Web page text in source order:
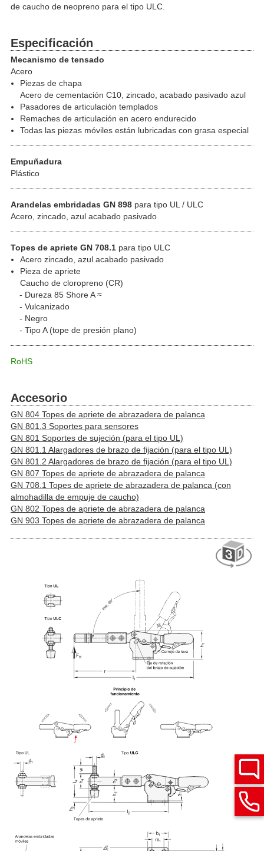
de caucho de neopreno para el tipo ULC.
Especificación
Mecanismo de tensado
Acero
Piezas de chapa
Acero de cementación C10, zincado, acabado pasivado azul
Pasadores de articulación templados
Remaches de articulación en acero endurecido
Todas las piezas móviles están lubricadas con grasa especial
Empuñadura
Plástico
Arandelas embridadas GN 898 para tipo UL / ULC
Acero, zincado, azul acabado pasivado
Topes de apriete GN 708.1 para tipo ULC
Acero zincado, azul acabado pasivado
Pieza de apriete
Caucho de cloropreno (CR)
Dureza 85 Shore A ≈
Vulcanizado
Negro
Tipo A (tope de presión plano)
RoHS
Accesorio
GN 804 Topes de apriete de abrazadera de palanca
GN 801.3 Soportes para sensores
GN 801 Soportes de sujeción (para el tipo UL)
GN 801.1 Alargadores de brazo de fijación (para el tipo UL)
GN 801.2 Alargadores de brazo de fijación (para el tipo UL)
GN 807 Topes de apriete de abrazadera de palanca
GN 708.1 Topes de apriete de abrazadera de palanca (con
almohadilla de empuje de caucho)
GN 802 Topes de apriete de abrazadera de palanca
GN 903 Topes de apriete de abrazadera de palanca